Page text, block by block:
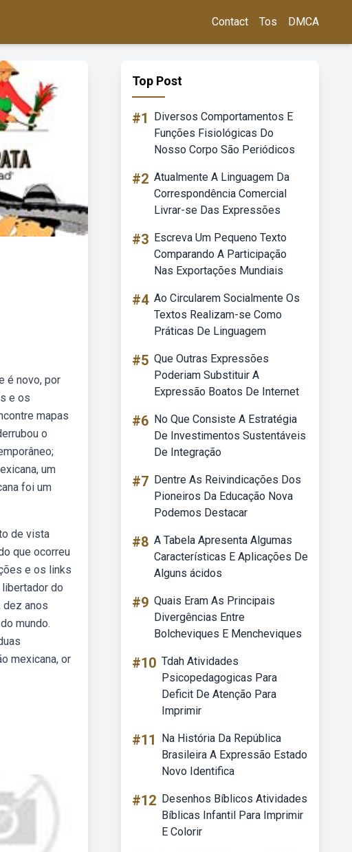
Contact Tos DMCA
é novo, por
e os
mapas
o
um
foi um
de vista
que ocorreu
e os links
do
dez anos
mundo.
mexicana, or
Top Post
#1
Diversos Comportamentos E
Funções Fisiológicas Do
Nosso Corpo São Periódicos
#2 Atualmente A Linguagem Da
Correspondência Comercial
Livrar-se Das Expressões
#3 Escreva Um Pequeno Texto
Comparando A Participação
Nas Exportações Mundiais
#4 Ao Circularem Socialmente Os
Textos Realizam-se Como
Práticas De Linguagem
#5 Que Outras Expressões
Poderiam Substituir A
Expressão Boatos De Internet
#6 No Que Consiste A Estratégia
De Investimentos Sustentáveis
De Integração
#7 Dentre As Reivindicações Dos
Pioneiros Da Educação Nova
Podemos Destacar
#8 A Tabela Apresenta Algumas
Características E Aplicações De
Alguns ácidos
#9 Quais Eram As Principais
Divergências Entre
Bolcheviques E Mencheviques
#10 Tdah Atividades
Psicopedagogicas Para
Deficit De Atenção Para
Imprimir
#11
Na História Da República
Brasileira A Expressão Estado
Novo Identifica
#12 Desenhos Bíblicos Atividades
Bíblicas Infantil Para Imprimir
E Colorir